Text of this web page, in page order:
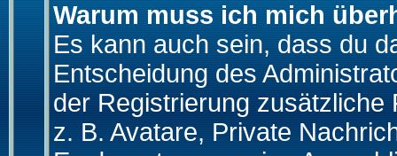
Warum muss ich mich
Es kann auch sein, dass du
Entscheidung des
der Registrierung
z. B. Avatare, Private